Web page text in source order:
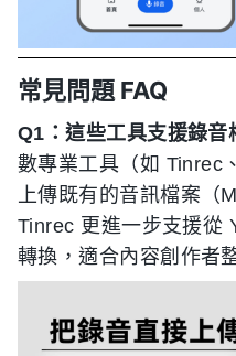
常見問題 FAQ
Q1：這些工具支援錄音
數專業工具（如 Tinrec
上傳既有的音訊檔案（
Tinrec 更進一步支援從
轉換，適合內容創作者